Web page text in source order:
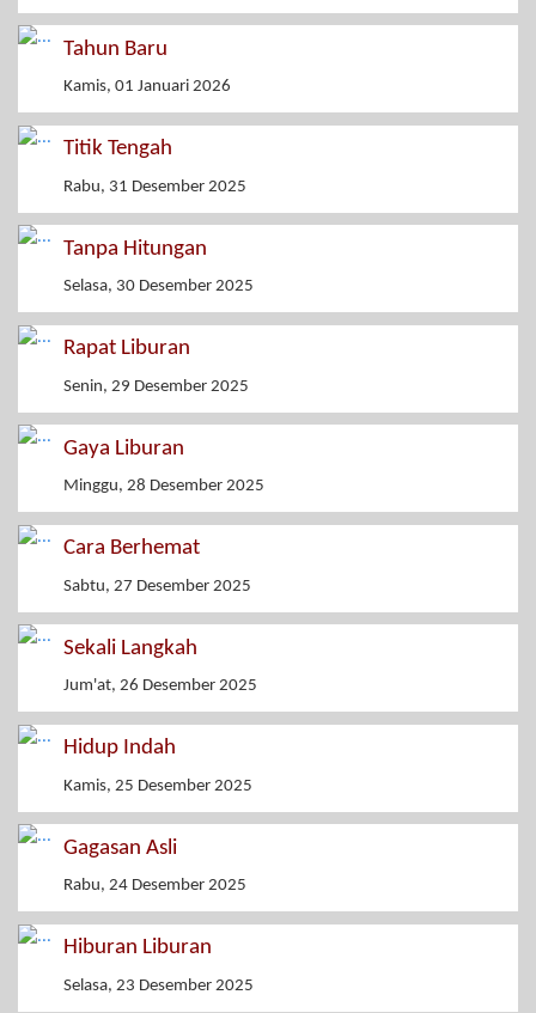
Tahun Baru
Kamis, 01 Januari 2026
Titik Tengah
Rabu, 31 Desember 2025
Tanpa Hitungan
Selasa, 30 Desember 2025
Rapat Liburan
Senin, 29 Desember 2025
Gaya Liburan
Minggu, 28 Desember 2025
Cara Berhemat
Sabtu, 27 Desember 2025
Sekali Langkah
Jum'at, 26 Desember 2025
Hidup Indah
Kamis, 25 Desember 2025
Gagasan Asli
Rabu, 24 Desember 2025
Hiburan Liburan
Selasa, 23 Desember 2025